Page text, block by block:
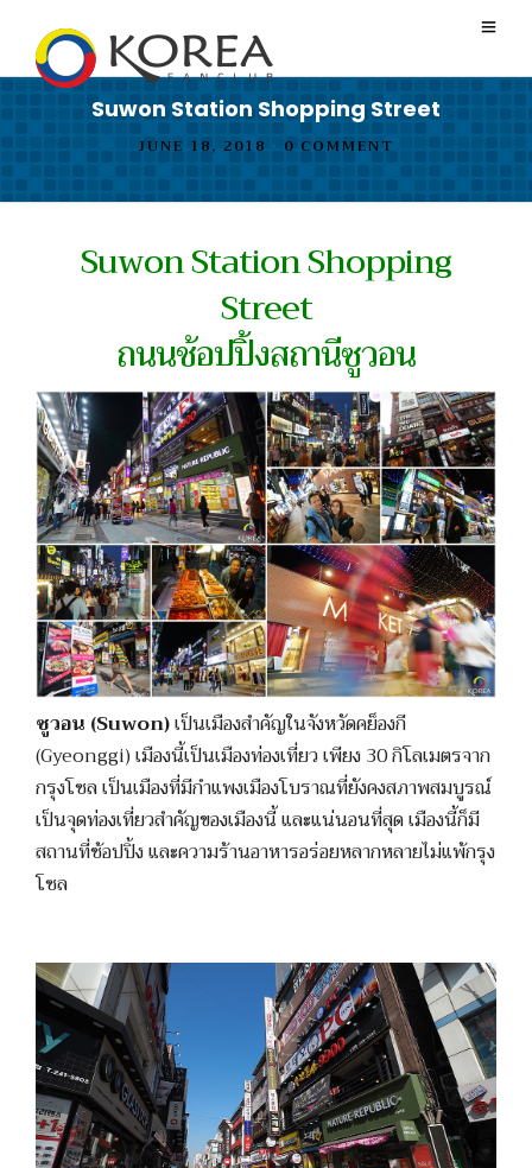
Suwon Station Shopping Street
JUNE 18, 2018 • 0 COMMENT
Suwon Station Shopping
Street
ถนนช้อปปิ้งสถานีซูวอน
ซูวอน (Suwon)เป็นเมืองสำคัญในจังหวัดคย็องกี
(Gyeonggi) เมืองนี้เป็นเมืองท่องเที่ยว เพียง 30 กิโลเมตรจาก
กรุงโซล เป็นเมืองที่มีกำแพงเมืองโบราณที่ยังคงสภาพสมบูรณ์
เป็นจุดท่องเที่ยวสำคัญของเมืองนี้ และแน่นอนที่สุด เมืองนี้ก็มี
สถานที่ช้อปปิ้ง และความร้านอาหารอร่อยหลากหลายไม่แพ้กรุง
โซล